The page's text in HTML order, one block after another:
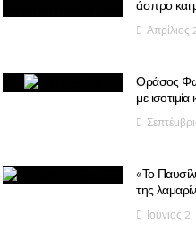
άσπρο και
Θράσος
με ισοτιμία
«Το
της
Ιούνιος